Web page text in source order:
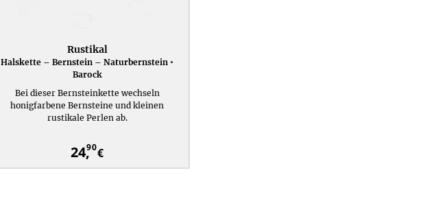
Rustikal
Halskette – Bernstein – Naturbernstein •
Barock
Bei dieser Bernsteinkette wechseln
honigfarbene Bernsteine und kleinen
rustikale Perlen ab.
24,90€